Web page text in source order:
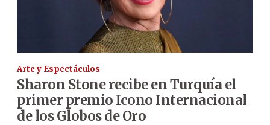
Arte y Espectáculos
Sharon Stone recibe en Turquía el
primer premio Icono Internacional
de los Globos de Oro